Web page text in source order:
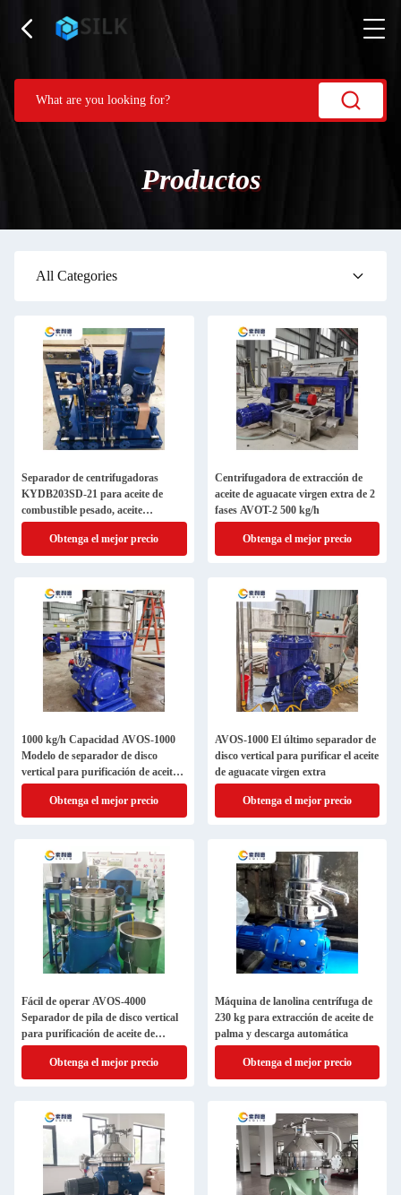
Productos
All Categories
Separador de centrifugadoras
KYDB203SD-21 para aceite de
combustible pesado, aceite
lubricante y aceite mineral
Obtenga el mejor precio
Centrifugadora de extracción de
aceite de aguacate virgen extra de 2
fases AVOT-2 500 kg/h
Obtenga el mejor precio
1000 kg/h Capacidad AVOS-1000
Modelo de separador de disco
vertical para purificación de aceite
de aguacate
Obtenga el mejor precio
AVOS-1000 El último separador de
disco vertical para purificar el aceite
de aguacate virgen extra
Obtenga el mejor precio
Fácil de operar AVOS-4000
Separador de pila de disco vertical
para purificación de aceite de
aguacate
Obtenga el mejor precio
Máquina de lanolina centrífuga de
230 kg para extracción de aceite de
palma y descarga automática
Obtenga el mejor precio